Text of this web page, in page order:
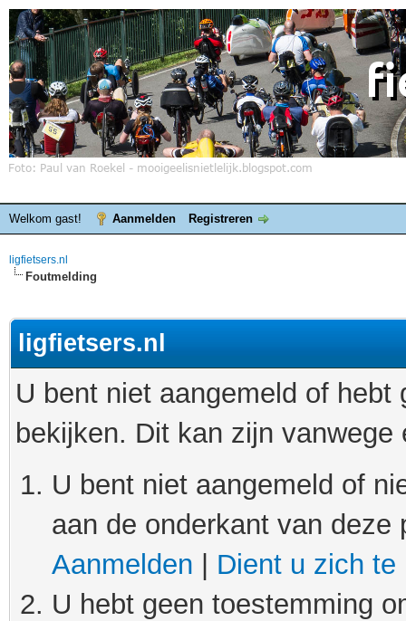
Welkom gast! Aanmelden Registreren
ligfietsers.nl
Foutmelding
ligfietsers.nl
U bent niet aangemeld of
bekijken. Dit kan zijn
U bent niet aangemeld of
aan de onderkant van
Aanmelden
Dient u zich te
U hebt geen toestemming